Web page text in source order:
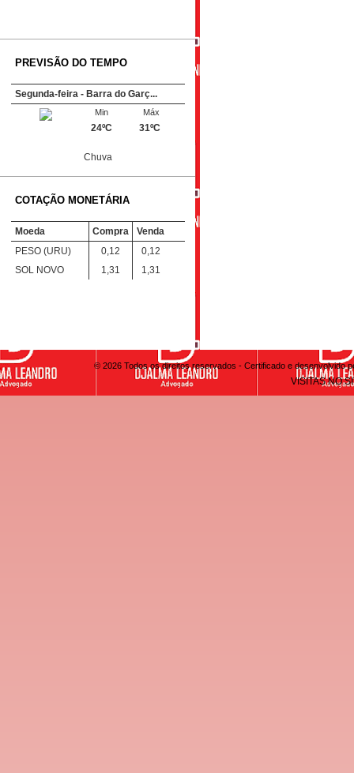
PREVISÃO DO TEMPO
Segunda-feira - Barra do Garç...
Máx
31ºC
Min
24ºC
Chuva
COTAÇÃO MONETÁRIA
Moeda Compra
Venda
PESO (URU)
0,12
0,12
SOL NOVO
1,31 1,31
© 2026 Todos os direitos reservados - Certificado e desenvolvido
VISITAS NO